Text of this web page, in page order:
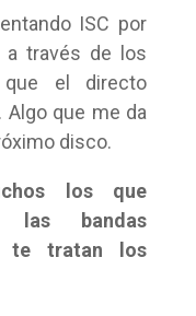
ISC por
a través de los
que el directo
que me da
disco.
los que
las bandas
te tratan los